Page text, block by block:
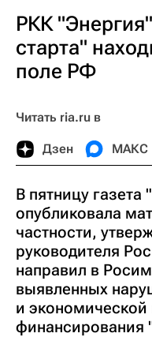
РКК
старта"
поле РФ
Читать ria.ru в
Дзен МАКС
В пятницу газета
опубликовала
частности,
руководителя
направил в
выявленных
и экономической
финансирования